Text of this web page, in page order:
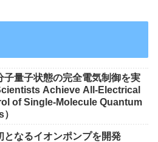
子量子状態の完全電気制御を実
Achieve All-Electrical
of Single-Molecule Quantum
となるイオンポンプを開発